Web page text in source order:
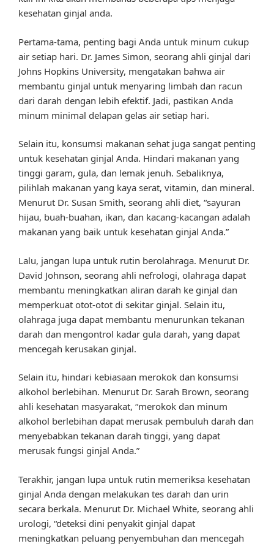
kesehatan ginjal anda.
Pertama-tama, penting bagi Anda untuk minum cukup
air setiap hari. Dr. James Simon, seorang ahli ginjal dari
Johns Hopkins University, mengatakan bahwa air
membantu ginjal untuk menyaring limbah dan racun
dari darah dengan lebih efektif. Jadi, pastikan Anda
minum minimal delapan gelas air setiap hari.
Selain itu, konsumsi makanan sehat juga sangat penting
untuk kesehatan ginjal Anda. Hindari makanan yang
tinggi garam, gula, dan lemak jenuh. Sebaliknya,
pilihlah makanan yang kaya serat, vitamin, dan mineral.
Menurut Dr. Susan Smith, seorang ahli diet, “sayuran
hijau, buah-buahan, ikan, dan kacang-kacangan adalah
makanan yang baik untuk kesehatan ginjal Anda.”
Lalu, jangan lupa untuk rutin berolahraga. Menurut Dr.
David Johnson, seorang ahli nefrologi, olahraga dapat
membantu meningkatkan aliran darah ke ginjal dan
memperkuat otot-otot di sekitar ginjal. Selain itu,
olahraga juga dapat membantu menurunkan tekanan
darah dan mengontrol kadar gula darah, yang dapat
mencegah kerusakan ginjal.
Selain itu, hindari kebiasaan merokok dan konsumsi
alkohol berlebihan. Menurut Dr. Sarah Brown, seorang
ahli kesehatan masyarakat, “merokok dan minum
alkohol berlebihan dapat merusak pembuluh darah dan
menyebabkan tekanan darah tinggi, yang dapat
merusak fungsi ginjal Anda.”
Terakhir, jangan lupa untuk rutin memeriksa kesehatan
ginjal Anda dengan melakukan tes darah dan urin
secara berkala. Menurut Dr. Michael White, seorang ahli
urologi, “deteksi dini penyakit ginjal dapat
meningkatkan peluang penyembuhan dan mencegah